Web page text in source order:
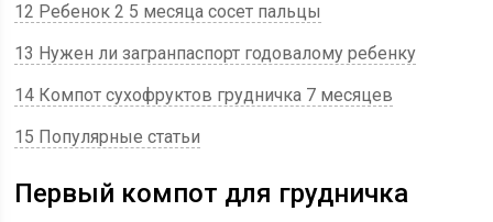
12 Ребенок 2 5 месяца сосет пальцы
13 Нужен ли загранпаспорт годовалому ребенку
14 Компот сухофруктов грудничка 7 месяцев
15 Популярные статьи
Первый компот для грудничка